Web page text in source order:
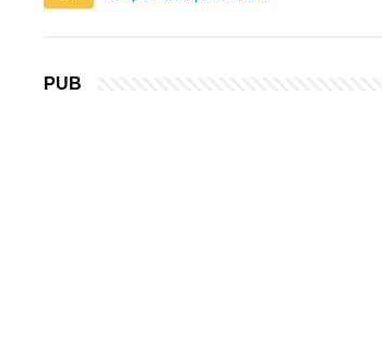
PUB